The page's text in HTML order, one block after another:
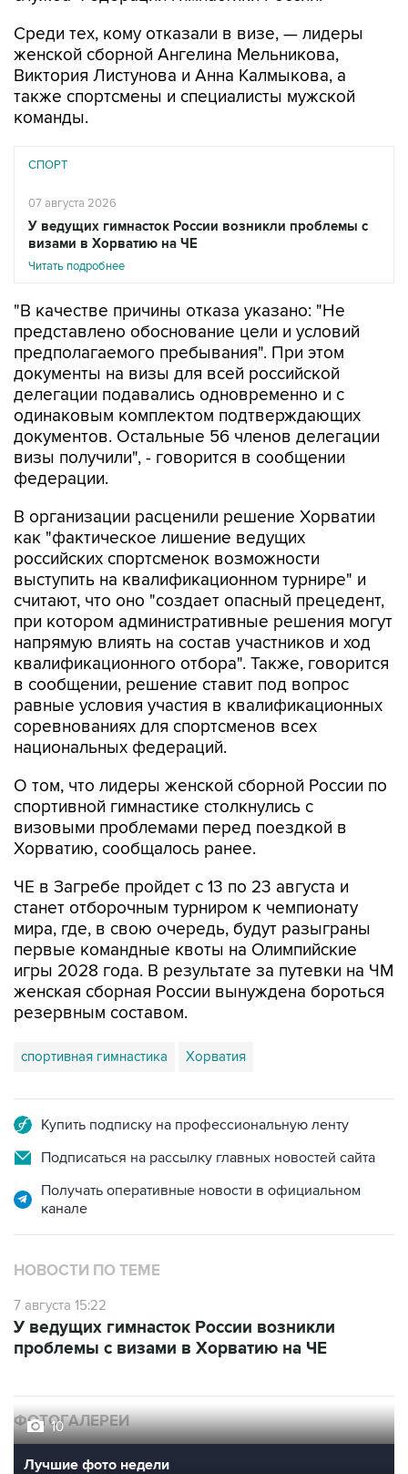
Среди тех, кому отказали в визе, — лидеры
женской сборной Ангелина Мельникова,
Виктория Листунова и Анна Калмыкова, а
также спортсмены и специалисты мужской
команды.
СПОРТ
07 августа 2026
У ведущих гимнасток России возникли проблемы с
визами в Хорватию на ЧЕ
Читать подробнее
"В качестве причины отказа указано: "Не
представлено обоснование цели и условий
предполагаемого пребывания". При этом
документы на визы для всей российской
делегации подавались одновременно и с
одинаковым комплектом подтверждающих
документов. Остальные 56 членов делегации
визы получили", - говорится в сообщении
федерации.
В организации расценили решение Хорватии
как "фактическое лишение ведущих
российских спортсменок возможности
выступить на квалификационном турнире" и
считают, что оно "создает опасный прецедент,
при котором административные решения могут
напрямую влиять на состав участников и ход
квалификационного отбора". Также, говорится
в сообщении, решение ставит под вопрос
равные условия участия в квалификационных
соревнованиях для спортсменов всех
национальных федераций.
О том, что лидеры женской сборной России по
спортивной гимнастике столкнулись с
визовыми проблемами перед поездкой в
Хорватию, сообщалось ранее.
ЧЕ в Загребе пройдет с 13 по 23 августа и
станет отборочным турниром к чемпионату
мира, где, в свою очередь, будут разыграны
первые командные квоты на Олимпийские
игры 2028 года. В результате за путевки на ЧМ
женская сборная России вынуждена бороться
резервным составом.
спортивная гимнастика Хорватия
Купить подписку на профессиональную ленту
Подписаться на рассылку главных новостей сайта
Получать оперативные новости в официальном
канале
НОВОСТИ ПО ТЕМЕ
7 августа 15:22
У ведущих гимнасток России возникли
проблемы с визами в Хорватию на ЧЕ
ФОТОГАЛЕРЕИ
10
Лучшие фото недели